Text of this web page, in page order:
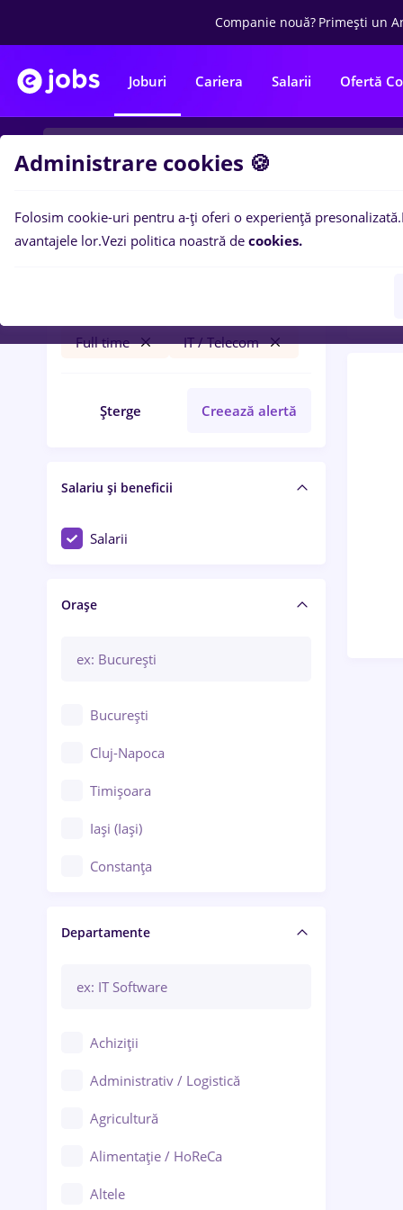
Companie nouă? Primești un
Joburi Cariera Salarii Ofertă
Filtre
Full time
IT / Telecom
Șterge Creează alertă
Salariu și beneficii
Salarii
Orașe
București
Cluj-Napoca
Timișoara
Iași (Iași)
Constanța
Brașov
Bacău
Galați (Galați)
Ploiești
Departamente
Achiziții
Administrativ / Logistică
Agricultură
Alimentație / HoReCa
Altele
0
Administrare cookies 🍪
Folosim cookie-uri pentru a-ți oferi o experiență presonalizată.
avantajele lor.Vezi politica noastră de cookies.